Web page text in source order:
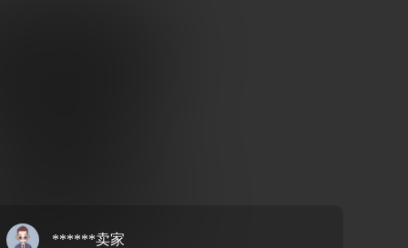
******卖家